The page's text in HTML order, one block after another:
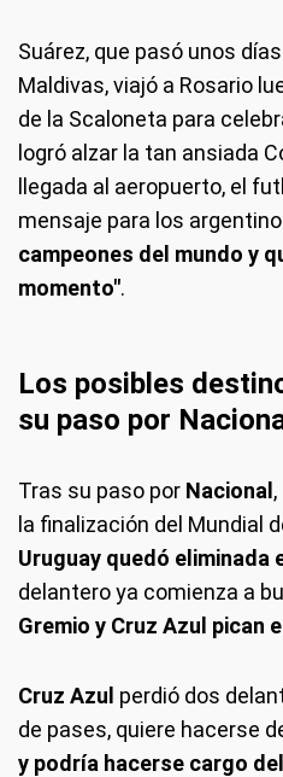
Suárez, que pasó unos
Maldivas, viajó a Rosario
de la Scaloneta para
logró alzar la tan ansiada
llegada al aeropuerto, el
mensaje para los
campeones del mundo y
momento".
Los posibles
su paso por
Tras su paso por Nacional
la finalización del Mundial
Uruguay quedó eliminada
delantero ya comienza a
Gremio y Cruz Azul pican
Cruz Azul perdió dos
de pases, quiere hacerse
y podría hacerse cargo